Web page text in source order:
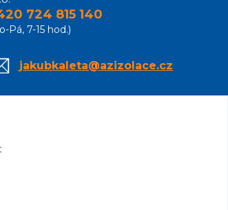
724 815 140
Pá, 7-15 hod.)
jakubkaleta@azizolace.cz